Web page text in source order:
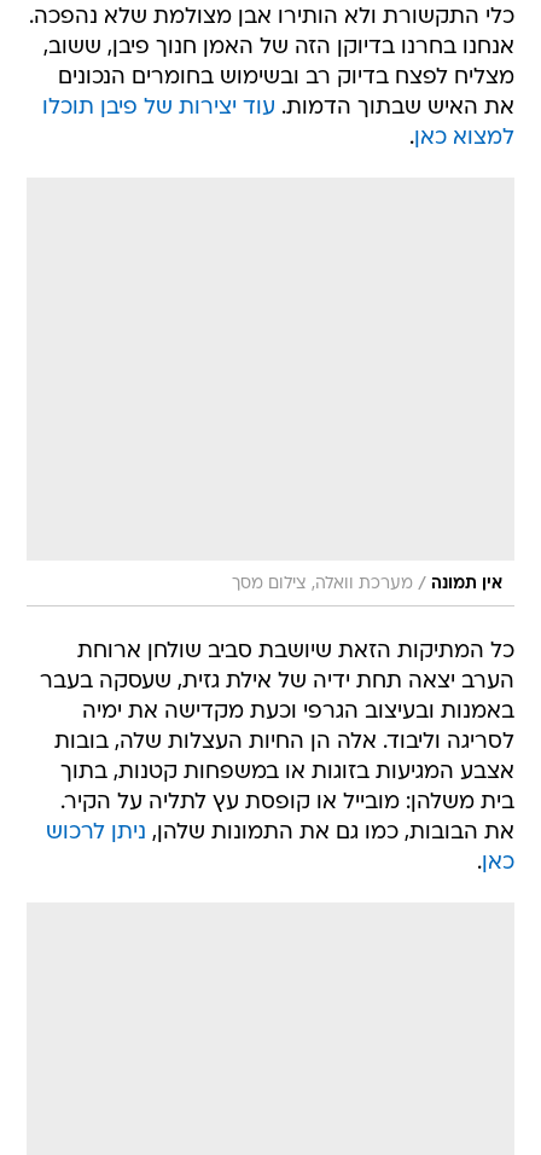
כלי התקשורת ולא הותירו אבן מצולמת שלא נהפכה.
אנחנו בחרנו בדיוקן הזה של האמן חנוך פיבן, ששוב,
מצליח לפצח בדיוק רב ובשימוש בחומרים הנכונים
את האיש שבתוך הדמות. עוד יצירות של פיבן תוכלו
למצוא כאן.
אין תמונה / מערכת וואלה, צילום מסך
כל המתיקות הזאת שיושבת סביב שולחן ארוחת
הערב יצאה תחת ידיה של אילת גזית, שעסקה בעבר
באמנות ובעיצוב הגרפי וכעת מקדישה את ימיה
לסריגה וליבוד. אלה הן החיות העצלות שלה, בובות
אצבע המגיעות בזוגות או במשפחות קטנות, בתוך
בית משלהן: מובייל או קופסת עץ לתליה על הקיר.
את הבובות, כמו גם את התמונות שלהן, ניתן לרכוש
כאן.